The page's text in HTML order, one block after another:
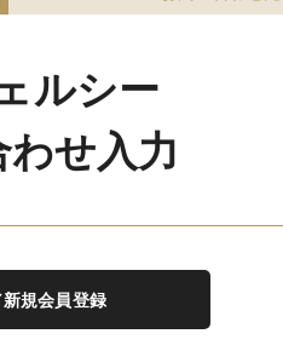
ルシー
せ入力
規会員登録